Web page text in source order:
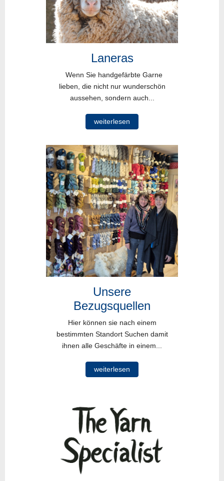
Laneras
Wenn Sie handgefärbte Garne
lieben, die nicht nur wunderschön
aussehen, sondern auch...
weiterlesen
Unsere
Bezugsquellen
Hier können sie nach einem
bestimmten Standort Suchen damit
ihnen alle Geschäfte in einem...
weiterlesen